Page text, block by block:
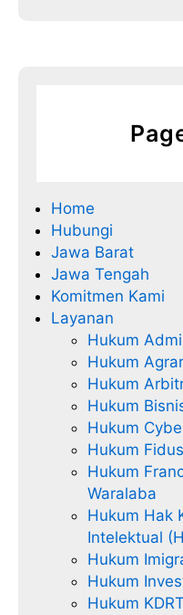
Home
Hubungi
Jawa Barat
Jawa Tengah
Komitmen Kami
Layanan
Hukum
Hukum
Hukum
Hukum
Hukum
Hukum
Hukum
Waralaba
Hukum Hak
Intelektual
Hukum
Hukum
Hukum KDRT